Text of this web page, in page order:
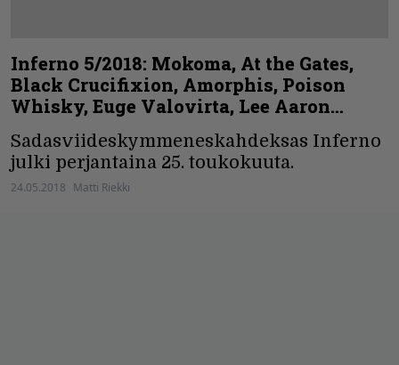
Inferno 5/2018: Mokoma, At the Gates,
Black Crucifixion, Amorphis, Poison
Whisky, Euge Valovirta, Lee Aaron…
Sadasviideskymmeneskahdeksas Inferno
julki perjantaina 25. toukokuuta.
24.05.2018 Matti Riekki